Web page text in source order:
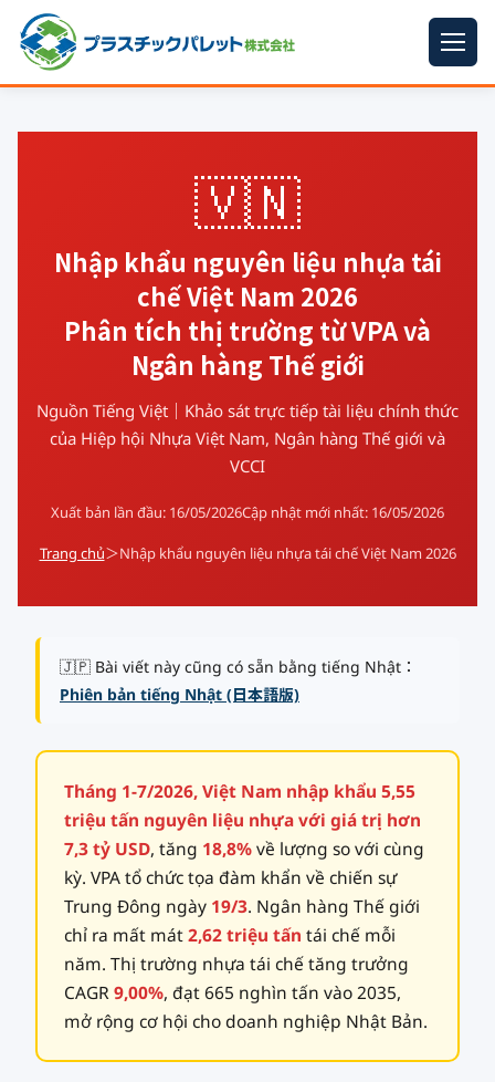
コンテナ
梱包資材 ▼
公式ブログ
会社案内
🇻🇳
Nhập khẩu nguyên liệu nhựa tái
chế Việt Nam 2026
Phân tích thị trường từ VPA và
Ngân hàng Thế giới
Nguồn Tiếng Việt｜Khảo sát trực tiếp tài liệu chính thức
của Hiệp hội Nhựa Việt Nam, Ngân hàng Thế giới và
VCCI
Xuất bản lần đầu: 16/05/2026Cập nhật mới nhất: 16/05/2026
Trang chủ＞Nhập khẩu nguyên liệu nhựa tái chế Việt Nam 2026
🇯🇵 Bài viết này cũng có sẵn bằng tiếng Nhật：
Phiên bản tiếng Nhật (日本語版)
Tháng 1-7/2026, Việt Nam nhập khẩu 5,55
triệu tấn nguyên liệu nhựa với giá trị hơn
7,3 tỷ USD, tăng 18,8%về lượng so với cùng
kỳ. VPA tổ chức tọa đàm khẩn về chiến sự
Trung Đông ngày 19/3. Ngân hàng Thế giới
chỉ ra mất mát2,62 triệu tấn tái chế mỗi
năm. Thị trường nhựa tái chế tăng trưởng
CAGR9,00%, đạt 665 nghìn tấn vào 2035,
mở rộng cơ hội cho doanh nghiệp Nhật Bản.